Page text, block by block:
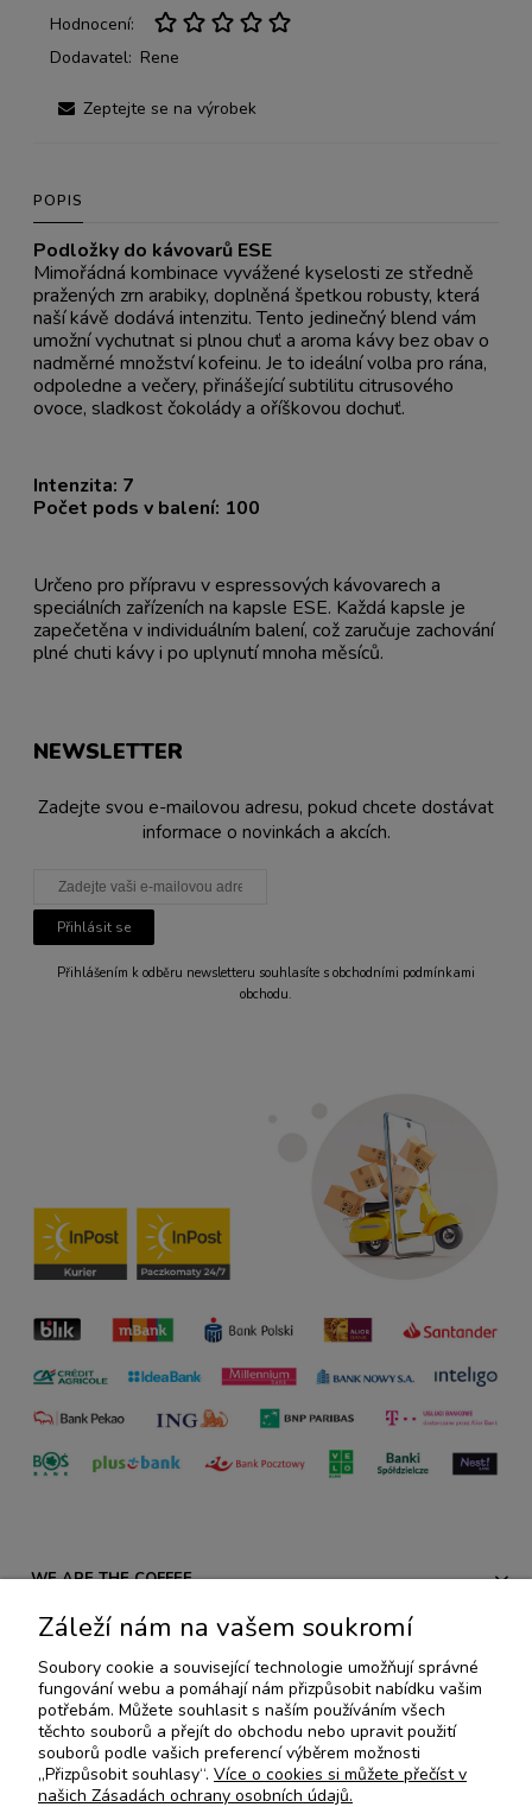
Hodnocení:
Dodavatel: Rene
Zeptejte se na výrobek
POPIS
Podložky do kávovarů ESE
Mimořádná kombinace vyvážené kyselosti ze středně
pražených zrn arabiky, doplněná špetkou robusty, která
naší kávě dodává intenzitu. Tento jedinečný blend vám
umožní vychutnat si plnou chuť a aroma kávy bez obav o
nadměrné množství kofeinu. Je to ideální volba pro rána,
odpoledne a večery, přinášející subtilitu citrusového
ovoce, sladkost čokolády a oříškovou dochuť.
Intenzita: 7
Počet pods v balení: 100
Určeno pro přípravu v espressových kávovarech a
speciálních zařízeních na kapsle ESE. Každá kapsle je
zapečetěna v individuálním balení, což zaručuje zachování
plné chuti kávy i po uplynutí mnoha měsíců.
NEWSLETTER
Zadejte svou e-mailovou adresu, pokud chcete dostávat
informace o novinkách a akcích.
Přihlásit se
Přihlášením k odběru newsletteru souhlasíte s obchodními podmínkami
obchodu.
WE ARE THE COFFEE
PŘEDPISY
AKCE A NOVÉ PRODUKTY
SPECIÁLNÍ KOLEKCE
Záleží nám na vašem soukromí
Soubory cookie a související technologie umožňují správné
fungování webu a pomáhají nám přizpůsobit nabídku vašim
potřebám. Můžete souhlasit s naším používáním všech
těchto souborů a přejít do obchodu nebo upravit použití
souborů podle vašich preferencí výběrem možnosti
„Přizpůsobit souhlasy“. Více o cookies si můžete přečíst v
našich Zásadách ochrany osobních údajů.